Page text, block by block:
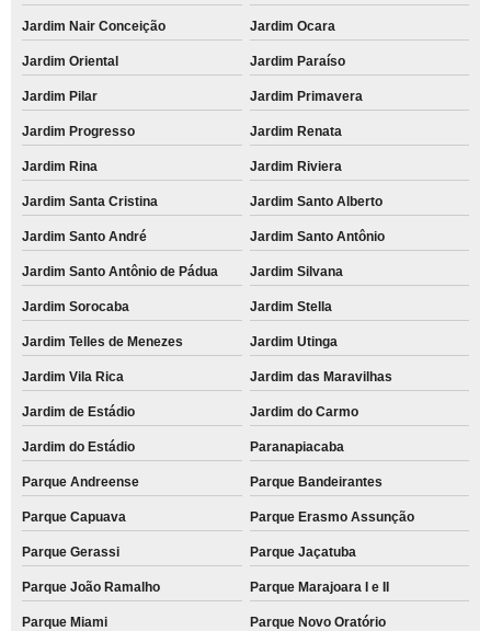
Jardim Nair Conceição Jardim Ocara
Jardim Oriental Jardim Paraíso
Jardim Pilar Jardim Primavera
Jardim Progresso Jardim Renata
Jardim Rina Jardim Riviera
Jardim Santa Cristina Jardim Santo Alberto
Jardim Santo André Jardim Santo Antônio
Jardim Santo Antônio de Pádua Jardim Silvana
Jardim Sorocaba Jardim Stella
Jardim Telles de Menezes Jardim Utinga
Jardim Vila Rica Jardim das Maravilhas
Jardim de Estádio Jardim do Carmo
Jardim do Estádio Paranapiacaba
Parque Andreense Parque Bandeirantes
Parque Capuava Parque Erasmo Assunção
Parque Gerassi Parque Jaçatuba
Parque João Ramalho Parque Marajoara I e II
Parque Miami Parque Novo Oratório